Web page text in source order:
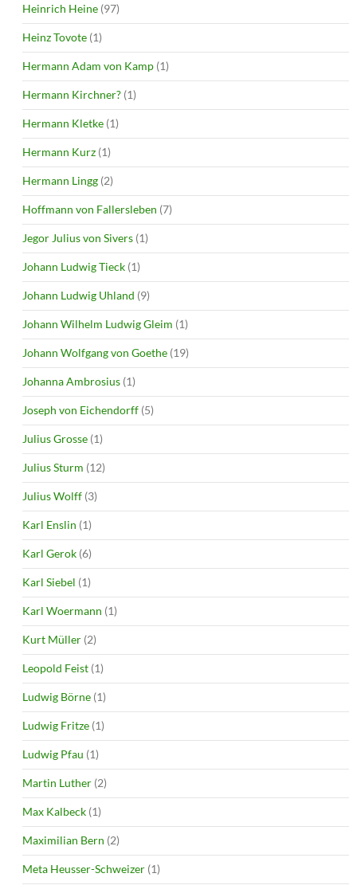
Heinrich Heine (97)
Heinz Tovote (1)
Hermann Adam von Kamp (1)
Hermann Kirchner? (1)
Hermann Kletke (1)
Hermann Kurz (1)
Hermann Lingg (2)
Hoffmann von Fallersleben (7)
Jegor Julius von Sivers (1)
Johann Ludwig Tieck (1)
Johann Ludwig Uhland (9)
Johann Wilhelm Ludwig Gleim (1)
Johann Wolfgang von Goethe (19)
Johanna Ambrosius (1)
Joseph von Eichendorff (5)
Julius Grosse (1)
Julius Sturm (12)
Julius Wolff (3)
Karl Enslin (1)
Karl Gerok (6)
Karl Siebel (1)
Karl Woermann (1)
Kurt Müller (2)
Leopold Feist (1)
Ludwig Börne (1)
Ludwig Fritze (1)
Ludwig Pfau (1)
Martin Luther (2)
Max Kalbeck (1)
Maximilian Bern (2)
Meta Heusser-Schweizer (1)